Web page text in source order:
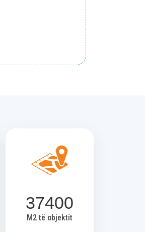
37400
M2 të objektit